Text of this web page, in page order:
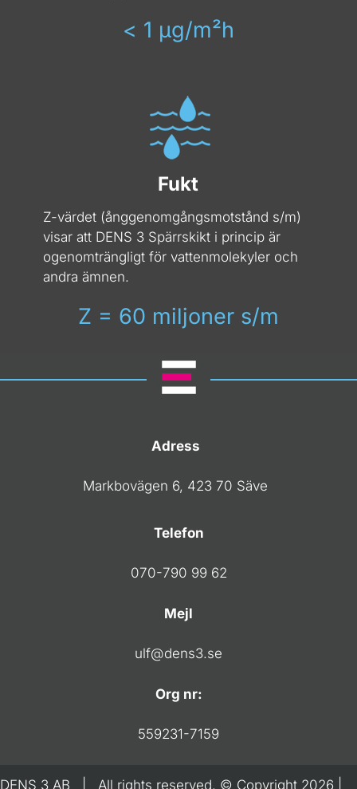
< 1 µg/m­²h
Fukt
Z-värdet (ånggenomgångsmotstånd s/m)
visar att DENS 3 Spärrskikt i princip är
ogenomträngligt för vattenmolekyler och
andra ämnen.
Z = 60 miljoner s/m
Adress
Markbovägen 6, 423 70 Säve
Telefon
070-790 99 62
Mejl
ulf@dens3.se
Org nr:
559231-7159
DENS 3 AB | All rights reserved. © Copyright 2026 |